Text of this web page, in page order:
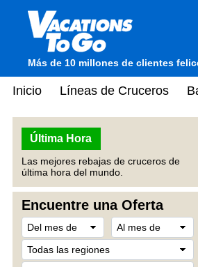
Más de 10 millones de clientes
Inicio Líneas de Cruceros
Última Hora
Las mejores rebajas de cruceros de
última hora del mundo.
Encuentre una Oferta